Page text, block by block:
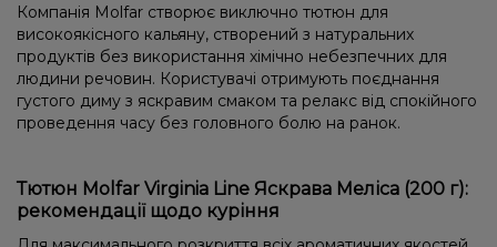
Компанія Molfar створює виключно тютюн для
високоякісного кальяну, створений з натуральних
продуктів без використання хімічно небезпечних для
людини речовин. Користувачі отримують поєднання
густого диму з яскравим смаком та релакс від спокійного
проведення часу без головного болю на ранок.
Тютюн Molfar Virginia Line Яскрава Меліса (200 г):
рекомендації щодо куріння